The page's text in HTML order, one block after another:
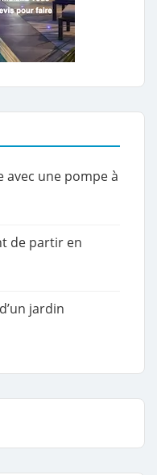
avec une pompe à
de partir en
jardin